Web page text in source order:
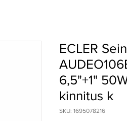
ECLER
6,5"+1"
kinnitus k
SKU: 1695078216